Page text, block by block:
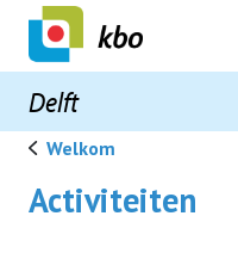
Delft
Welkom
Welkom
Activiteiten